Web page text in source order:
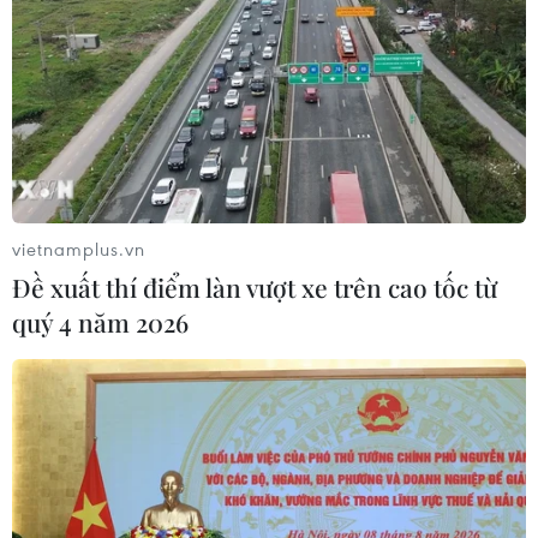
Dịch tả bùng phát nghiêm trọng tại
Nigeria, hàng trăm người tử vong
23/07/2026 07:23
CƠ QUAN CHỦ QUẢN: THÔNG TẤN XÃ VIỆT NAM
Tổng Biên tập: TRẦN TIẾN DUẨN
Phó Tổng Biên tập: NGUYỄN THỊ TÁM, KHÚC THANH
vietnamplus.vn
Đề xuất thí điểm làn vượt xe trên cao tốc từ
quý 4 năm 2026